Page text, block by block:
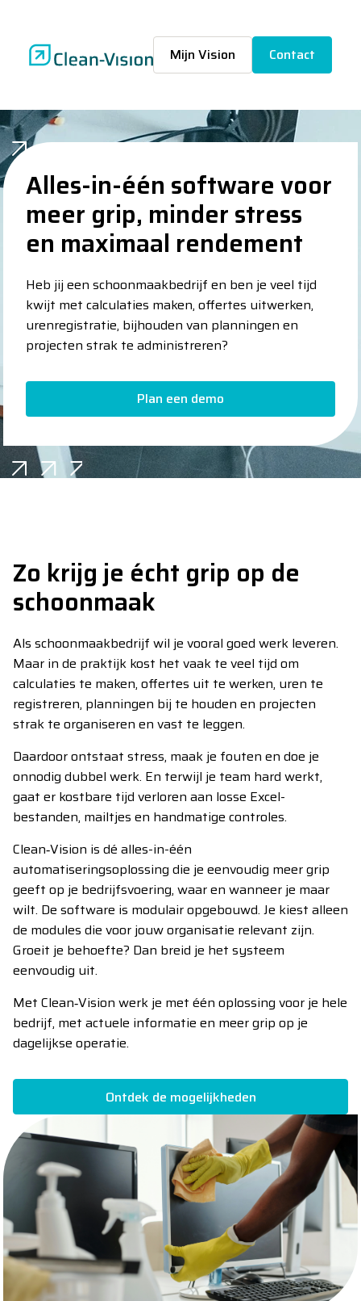
Mijn Vision Contact
Alles-in-één software voor
meer grip, minder stress
en maximaal rendement
Heb jij een schoonmaakbedrijf en ben je veel tijd
kwijt met calculaties maken, offertes uitwerken,
urenregistratie, bijhouden van planningen en
projecten strak te administreren?
Plan een demo
Alles-in-één software voor
meer grip, minder stress
en maximaal rendement
Heb jij een schoonmaakbedrijf en ben je veel tijd
kwijt met calculaties maken, offertes uitwerken,
urenregistratie, bijhouden van planningen en
projecten strak te administreren?
Plan een demo
Zo krijg je écht grip op de
schoonmaak
Als schoonmaakbedrijf wil je vooral goed werk leveren.
Maar in de praktijk kost het vaak te veel tijd om
calculaties te maken, offertes uit te werken, uren te
registreren, planningen bij te houden en projecten
strak te organiseren en vast te leggen.
Daardoor ontstaat stress, maak je fouten en doe je
onnodig dubbel werk. En terwijl je team hard werkt,
gaat er kostbare tijd verloren aan losse Excel-
bestanden, mailtjes en handmatige controles.
Clean‑Vision is dé alles-in-één
automatiseringsoplossing die je eenvoudig meer grip
geeft op je bedrijfsvoering, waar en wanneer je maar
wilt. De software is modulair opgebouwd. Je kiest alleen
de modules die voor jouw organisatie relevant zijn.
Groeit je behoefte? Dan breid je het systeem
eenvoudig uit.
Met Clean‑Vision werk je met één oplossing voor je hele
bedrijf, met actuele informatie en meer grip op je
dagelijkse operatie.
Ontdek de mogelijkheden